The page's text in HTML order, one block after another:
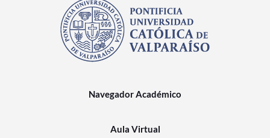
Navegador Académico
Aula Virtual